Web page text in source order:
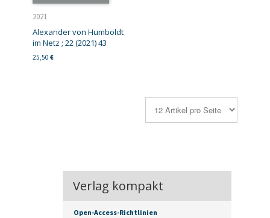
2021
Alexander von Humboldt
im Netz ; 22 (2021) 43
25,50 €
Verlag kompakt
Open-Access-Richtlinien